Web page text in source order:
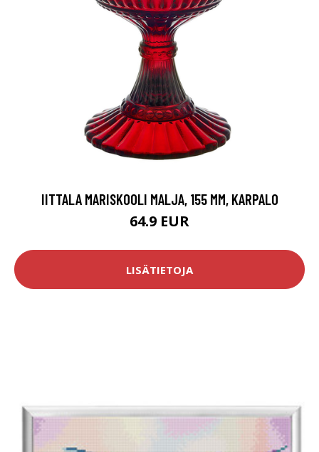
IITTALA MARISKOOLI MALJA, 155 MM, KARPALO
64.9 EUR
LISÄTIETOJA